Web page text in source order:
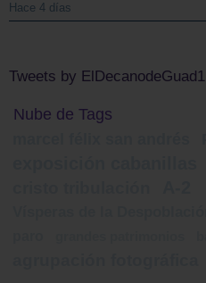
Hace 4 días
Tweets by ElDecanodeGuad1
Nube de Tags